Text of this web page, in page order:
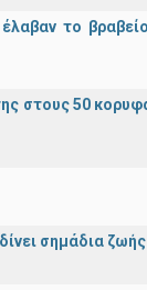
το
στους 50
σημάδια